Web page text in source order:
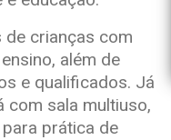
de crianças com
além de
e qualificados. Já
com sala multiuso,
prática de